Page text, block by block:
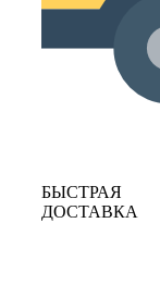
БЫСТРАЯ
ДОСТАВКА